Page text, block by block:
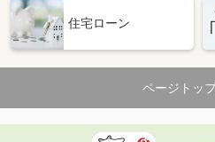
住宅ローン
ページトッ